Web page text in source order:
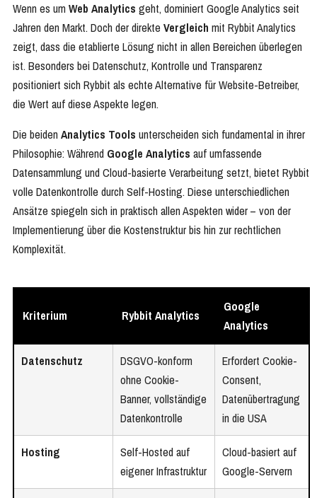
Wenn es um Web Analytics geht, dominiert Google Analytics seit
Jahren den Markt. Doch der direkte Vergleich mit Rybbit Analytics
zeigt, dass die etablierte Lösung nicht in allen Bereichen überlegen
ist. Besonders bei Datenschutz, Kontrolle und Transparenz
positioniert sich Rybbit als echte Alternative für Website-Betreiber,
die Wert auf diese Aspekte legen.
Die beiden Analytics Tools unterscheiden sich fundamental in ihrer
Philosophie: Während Google Analytics auf umfassende
Datensammlung und Cloud-basierte Verarbeitung setzt, bietet Rybbit
volle Datenkontrolle durch Self-Hosting. Diese unterschiedlichen
Ansätze spiegeln sich in praktisch allen Aspekten wider – von der
Implementierung über die Kostenstruktur bis hin zur rechtlichen
Komplexität.
Kriterium Rybbit Analytics
Google
Analytics
Datenschutz
DSGVO-konform
ohne Cookie-
Banner, vollständige
Datenkontrolle
Erfordert Cookie-
Consent,
Datenübertragung
in die USA
Hosting
Self-Hosted auf
eigener Infrastruktur
Cloud-basiert auf
Google-Servern